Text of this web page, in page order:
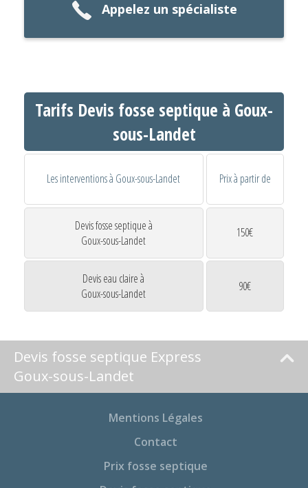
Appelez un spécialiste
Tarifs Devis fosse septique à Goux-
sous-Landet
Les interventions à Goux-sous-Landet Prix à partir de
Devis fosse septique à
Goux-sous-Landet
150€
Devis eau claire à
Goux-sous-Landet
90€
Devis fosse septique Express
Goux-sous-Landet
Mentions Légales
Contact
Prix fosse septique